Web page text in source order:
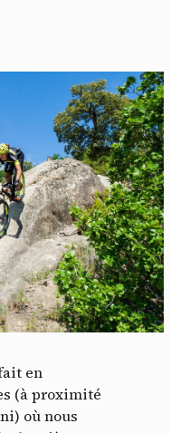
en
(à proximité
où nous